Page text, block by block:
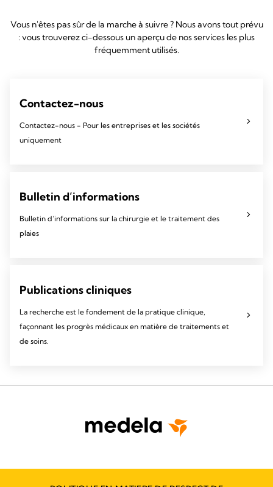
Vous n'êtes pas sûr de la marche à suivre ? Nous avons tout prévu
: vous trouverez ci-dessous un aperçu de nos services les plus
fréquemment utilisés.
Contactez-nous
Contactez-nous - Pour les entreprises et les sociétés
uniquement
Bulletin d’informations
Bulletin d’informations sur la chirurgie et le traitement des
plaies
Publications cliniques
La recherche est le fondement de la pratique clinique,
façonnant les progrès médicaux en matière de traitements et
de soins.